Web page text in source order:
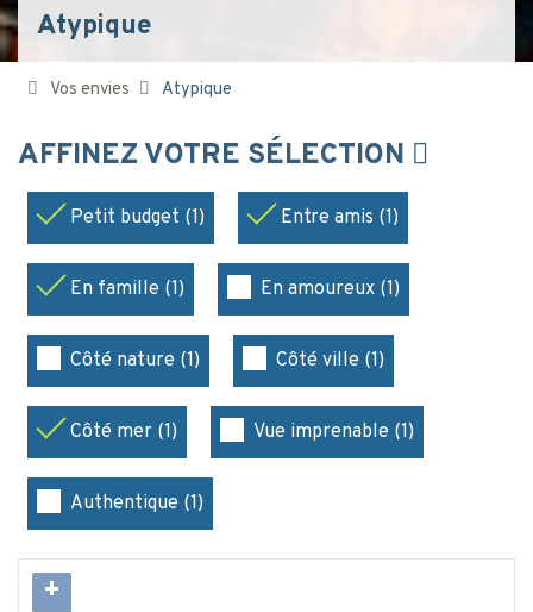
Atypique
Vos envies Atypique
AFFINEZ VOTRE SÉLECTION
Petit budget (1) Entre amis (1)
En famille (1) En amoureux (1)
Côté nature (1) Côté ville (1)
Côté mer (1) Vue imprenable (1)
Authentique (1)
+